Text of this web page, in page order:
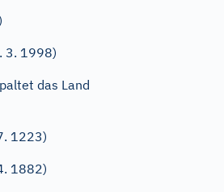
3. 1998)
das Land
1223)
1882)